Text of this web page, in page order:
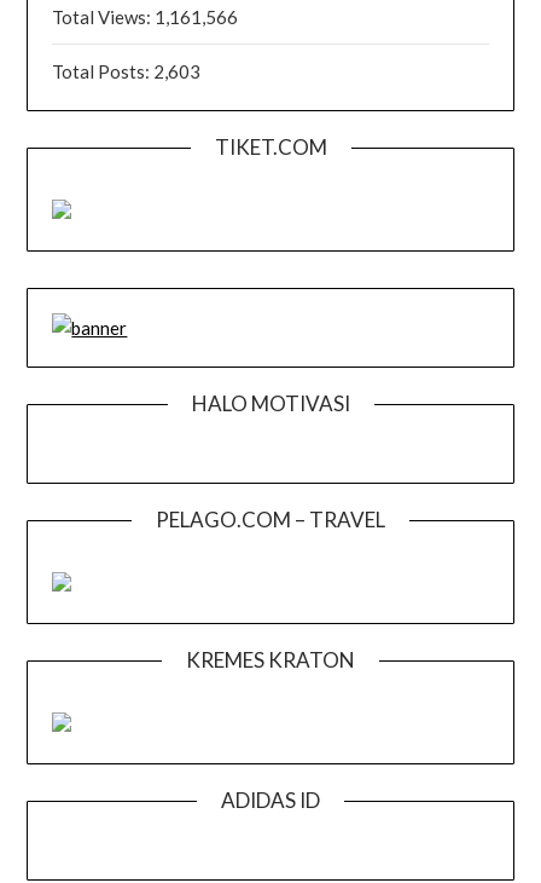
Total Views: 1,161,566
Total Posts: 2,603
TIKET.COM
HALO MOTIVASI
PELAGO.COM – TRAVEL
KREMES KRATON
ADIDAS ID